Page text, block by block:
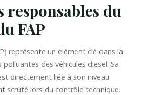
responsables du
FAP
représente un élément clé dans la
des véhicules diesel. Sa
directement liée à son niveau
scruté lors du contrôle technique.